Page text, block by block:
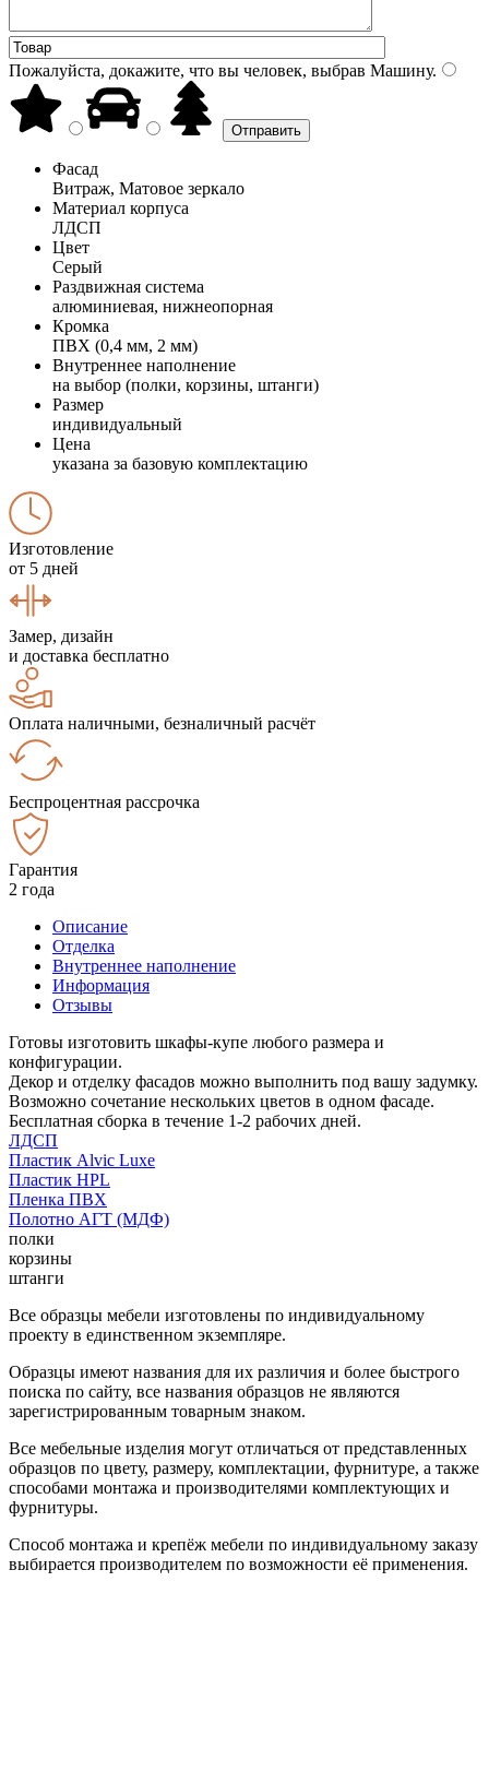
Пожалуйста, докажите, что вы человек, выбрав Машину.
Фасад
Витраж, Матовое зеркало
Материал корпуса
ЛДСП
Цвет
Серый
Раздвижная система
алюминиевая, нижнеопорная
Кромка
ПВХ (0,4 мм, 2 мм)
Внутреннее наполнение
на выбор (полки, корзины, штанги)
Размер
индивидуальный
Цена
указана за базовую комплектацию
Изготовление
от 5 дней
Замер, дизайн
и доставка бесплатно
Оплата наличными, безналичный расчёт
Беспроцентная рассрочка
Гарантия
2 года
Описание
Отделка
Внутреннее наполнение
Информация
Отзывы
Готовы изготовить шкафы-купе любого размера и
конфигурации.
Декор и отделку фасадов можно выполнить под вашу задумку.
Возможно сочетание нескольких цветов в одном фасаде.
Бесплатная сборка в течение 1-2 рабочих дней.
ЛДСП
Пластик Alvic Luxe
Пластик HPL
Пленка ПВХ
Полотно АГТ (МДФ)
полки
корзины
штанги
Все образцы мебели изготовлены по индивидуальному
проекту в единственном экземпляре.
Образцы имеют названия для их различия и более быстрого
поиска по сайту, все названия образцов не являются
зарегистрированным товарным знаком.
Все мебельные изделия могут отличаться от представленных
образцов по цвету, размеру, комплектации, фурнитуре, а также
способами монтажа и производителями комплектующих и
фурнитуры.
Способ монтажа и крепёж мебели по индивидуальному заказу
выбирается производителем по возможности её применения.